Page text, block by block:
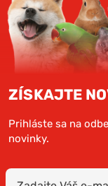
ZÍSKAJTE
Prihláste sa na
novinky.